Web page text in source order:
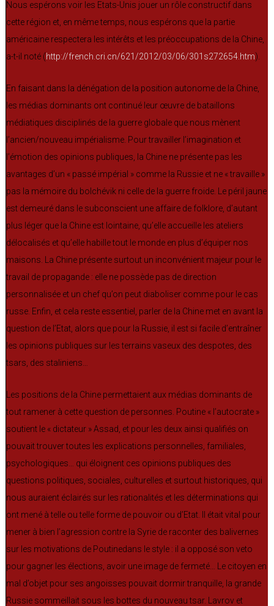
Nous espérons voir les Etats-Unis jouer un rôle constructif dans
cette région et, en même temps, nous espérons que la partie
américaine respectera les intérêts et les préoccupations de la Chine,
a-t-il noté (http://french.cri.cn/621/2012/03/06/301s272654.htm).
En faisant dans la dénégation de la position autonome de la Chine,
les médias dominants ont continué leur œuvre de bataillons
médiatiques disciplinés de la guerre globale que nous mènent
l’ancien/nouveau impérialisme. Pour travailler l’imagination et
l’émotion des opinions publiques, la Chine ne présente pas les
avantages d’un « passé impérial » comme la Russie et ne « travaille »
pas la mémoire du bolchévik ni celle de la guerre froide. Le péril jaune
est demeuré dans le subconscient une affaire de folklore, d’autant
plus léger que la Chine est lointaine, qu’elle accueille les ateliers
délocalisés et qu’elle habille tout le monde en plus d’équiper nos
maisons. La Chine présente surtout un inconvénient majeur pour le
travail de propagande : elle ne possède pas de direction
personnalisée et un chef qu’on peut diaboliser comme pour le cas
russe. Enfin, et cela reste essentiel, parler de la Chine met en avant la
question de l’Etat, alors que pour la Russie, il est si facile d’entraîner
les opinions publiques sur les terrains vaseux des despotes, des
tsars, des staliniens…
Les positions de la Chine permettaient aux médias dominants de
tout ramener à cette question de personnes. Poutine « l’autocrate »
soutient le « dictateur » Assad, et pour les deux ainsi qualifiés on
pouvait trouver toutes les explications personnelles, familiales,
psychologiques… qui éloignent ces opinions publiques des
questions politiques, sociales, culturelles et surtout historiques, qui
nous auraient éclairés sur les rationalités et les déterminations qui
ont mené à telle ou telle forme de pouvoir ou d’Etat. Il était vital pour
mener à bien l’agression contre la Syrie de raconter des balivernes
sur les motivations de Poutinedans le style : il a opposé son veto
pour gagner les élections, avoir une image de fermeté… Le citoyen en
mal d’objet pour ses angoisses pouvait dormir tranquille, la grande
Russie sommeillait sous les bottes du nouveau tsar. Lavrov et